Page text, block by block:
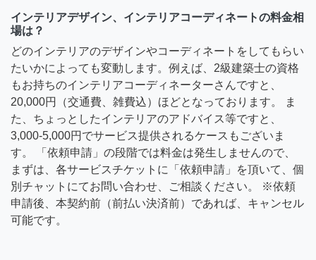
インテリアデザイン、インテリアコーディネートの料金相
場は？
どのインテリアのデザインやコーディネートをしてもらい
たいかによっても変動します。例えば、2級建築士の資格
もお持ちのインテリアコーディネーターさんですと、
20,000円（交通費、雑費込）ほどとなっております。 ま
た、ちょっとしたインテリアのアドバイス等ですと、
3,000-5,000円でサービス提供されるケースもございま
す。 「依頼申請」の段階では料金は発生しませんので、
まずは、各サービスチケットに「依頼申請」を頂いて、個
別チャットにてお問い合わせ、ご相談ください。 ※依頼
申請後、本契約前（前払い決済前）であれば、キャンセル
可能です。